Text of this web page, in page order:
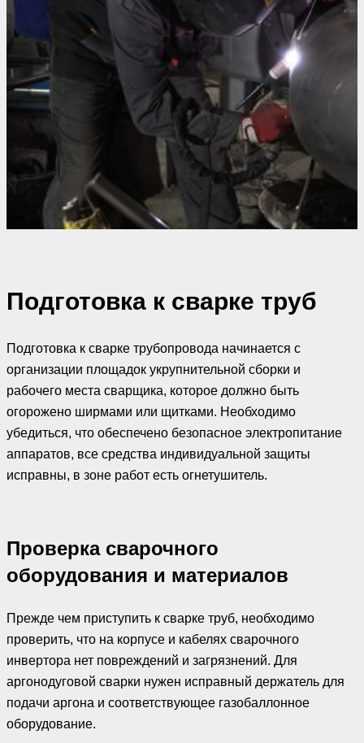
Подготовка к сварке труб
Подготовка к сварке трубопровода начинается с
организации площадок укрупнительной сборки и
рабочего места сварщика, которое должно быть
огорожено ширмами или щитками. Необходимо
убедиться, что обеспечено безопасное электропитание
аппаратов, все средства индивидуальной защиты
исправны, в зоне работ есть огнетушитель.
Проверка сварочного
оборудования и материалов
Прежде чем приступить к сварке труб, необходимо
проверить, что на корпусе и кабелях сварочного
инвертора нет повреждений и загрязнений. Для
аргонодуговой сварки нужен исправный держатель для
подачи аргона и соответствующее газобаллонное
оборудование.